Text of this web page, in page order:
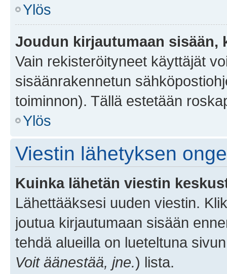
Ylös
Joudun kirjautumaan sisään,
Vain rekisteröityneet käyttäjät
sisäänrakennetun
toiminnon). Tällä estetään
Ylös
Viestin lähetyksen
Kuinka lähetän viestin
Lähettääksesi uuden viestin.
joutua kirjautumaan sisään
tehdä alueilla on lueteltuna
Voit äänestää, jne.) lista.